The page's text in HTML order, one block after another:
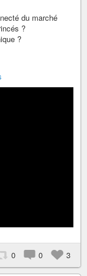
du marché
?
?
0 0 3